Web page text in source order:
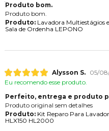
Produto bom.
Produto bom.
Produto:Lavadora Multiestágios
Sala de Ordenha LEPONO
Alysson S.
05/
Eu recomendo esse produto.
Perfeito, entrega e produto
Produto original sem detalhes
Produto:Kit Reparo Para
HLX150 HL2000